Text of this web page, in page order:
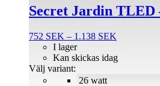
Secret Jardin TLED
752 SEK – 1.138 SEK
till
26 watt
I lager
Kan skickas idag
Välj variant:
produkten
har
varianter.
olika
alternativen